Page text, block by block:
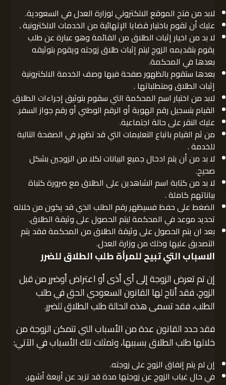
لابد من فتح الموقع الالكتروني لوزارة العدل في السعودية.
عليك أن تقوم باختيار قضايا الإتهائية من الخدمات الالكترونية.
لا بد من اخيار إثبات الطلاق من القائمة وهو عبارة عن طلب
يقوم بتقديمه الزوج ليتم إثبات طلاق زوجته ويقوم بتوثيقه
بعدها في المحكمة.
بعدها ستقوم بالظهور صفحة فيها وصف الخدمة الالكترونية
إثبات الطلاق ومتطلباتها .
لابد من اختيار اسم المحكمة التي سقوم بتوثيق إجراءات الطلاق.
القيام بتسجيل رقم الهوية أو الرقم الوطني أو رقم جواز السفر.
عليك النقر على حالة اجتماعية.
من ثم القيام باتباع التعليمات التي قد تظهر في الصفحة التالية
للخدمة .
لا بد من أن يتم ادخال جميع البيانات لكلا من الزوجين بشكل
صحيح.
لا بد من كتابة اسم الشاهدين على الطلاق مع ضرورة كتباة
بياناتهم كاملة .
الضغط على حفظ فسيظهر رقم الطلب الذي قد يكون من خلاله
تحديد موعد في المحكمة ليتم الحصول على وثيقة الطلاق.
بعد ان يتم الحصول على وثيقة الطلاق من المحكمة فقد يتم
التصديق عليها وذلك من وزارة العدل.
الاسباب التي تبيح للمرأة طلب الطلاق للضرر
إن تم تعرض الزوجة إلى أي أذى أو اعتراض أوضرر من قبل
الزوج، فقد أتاح لها القانون السعودي الحق في طلب
الطلب، فقد تسمى هذه الحالة طلب الطلاق للضرر.
فقد حدد القانون عدة من الأسباب التي تتمكن الزوجة من
خلالها طلب الطلاق بسببها، وتمثلت تلك الأسباب في الآتي:
إن لم يتم إنفاق الزوج على زوجته.
في حال غياب الزوج عن زوجتها مدة قد تزيد عن أربعة أشهر،